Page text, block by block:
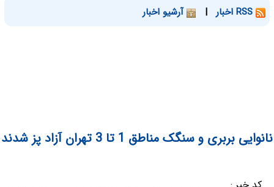
| آرشیو اخبار
نانوایی‌ بربری و سنگک مناطق 1 تا 3 تهران آزاد پز شدند